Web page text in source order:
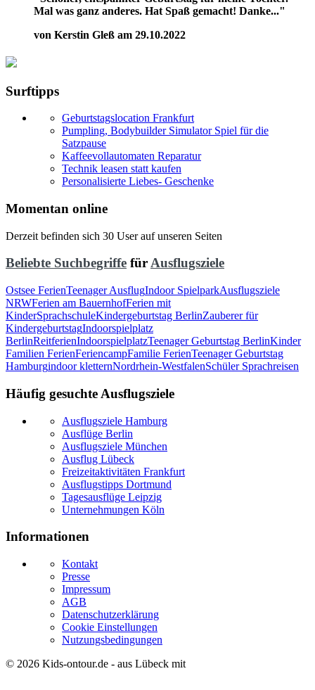
Mal was ganz anderes. Hat Spaß gemacht! Danke..."
von Kerstin Gleß am 29.10.2022
Surftipps
Geburtstagslocation Frankfurt
Pumpling, Bodybuilder Simulator Spiel für die
Satzpause
Kaffeevollautomaten Reparatur
Technik leasen statt kaufen
Personalisierte Liebes- Geschenke
Momentan online
Derzeit befinden sich 30 User auf unseren Seiten
Beliebte Suchbegriffe fürAusflugsziele
Ostsee FerienTeenager AusflugIndoor SpielparkAusflugsziele
NRWFerien am BauernhofFerien mit
KinderSprachschuleKindergeburtstag BerlinZauberer für
KindergeburtstagIndoorspielplatz
BerlinReitferienIndoorspielplatzTeenager Geburtstag BerlinKinder
Familien FerienFeriencampFamilie FerienTeenager Geburtstag
Hamburgindoor kletternNordrhein-WestfalenSchüler Sprachreisen
Häufig gesuchte Ausflugsziele
Ausflugsziele Hamburg
Ausflüge Berlin
Ausflugsziele München
Ausflug Lübeck
Freizeitaktivitäten Frankfurt
Ausflugstipps Dortmund
Tagesausflüge Leipzig
Unternehmungen Köln
Informationen
Kontakt
Presse
Impressum
AGB
Datenschutzerklärung
Cookie Einstellungen
Nutzungsbedingungen
© 2026 Kids-ontour.de - aus Lübeck mit